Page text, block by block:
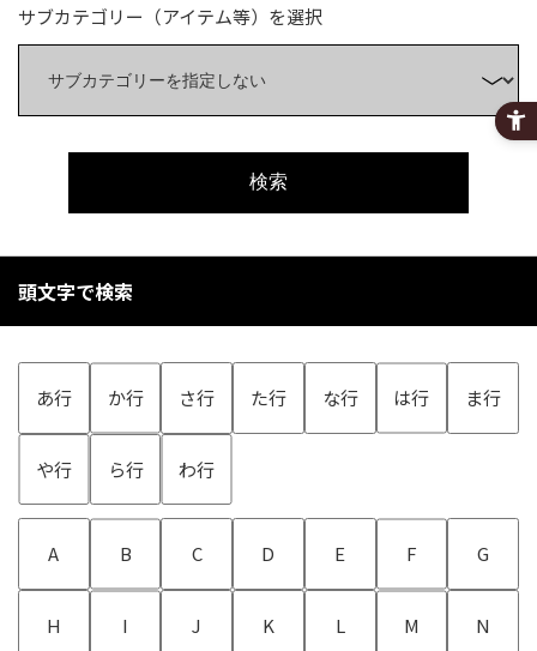
サブカテゴリー（アイテム等）を選択
検索
頭文字で検索
あ行 か行 さ行 た行 な行 は行 ま行
や行 ら行 わ行
A B C D E F G
H I J K L M N